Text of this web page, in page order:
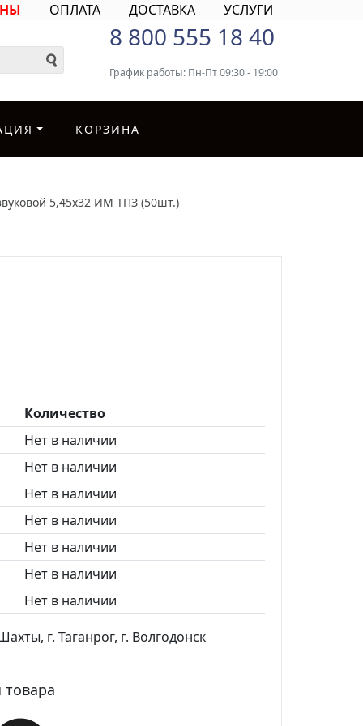
ОПЛАТА ДОСТАВКА УСЛУГИ
8 800 555 18 40
График работы: Пн-Пт 09:30 - 19:00
КОРЗИНА
5,45х32 ИМ ТПЗ (50шт.)
Количество
Нет в наличии
Нет в наличии
Нет в наличии
Нет в наличии
Нет в наличии
Нет в наличии
Нет в наличии
г. Таганрог, г. Волгодонск